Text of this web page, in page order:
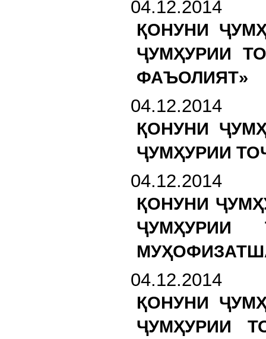
04.12.2014
ҚОНУНИ
ҶУМҲУРИИ
ФАЪОЛИЯТ»
04.12.2014
ҚОНУНИ
ҶУМҲУРИИ
04.12.2014
ҚОНУНИ
ҶУМҲУРИИ
04.12.2014
ҚОНУНИ
ҶУМҲУРИИ